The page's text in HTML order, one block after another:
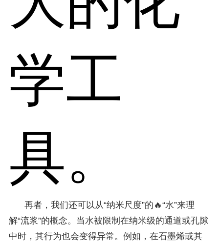
学工
具。
再者，我们还可以从“纳米尺度”的🔥“水”来理
解“流浆”的概念。当水被限制在纳米级的通道或孔隙
中时，其行为也会变得异常。例如，在石墨烯或其